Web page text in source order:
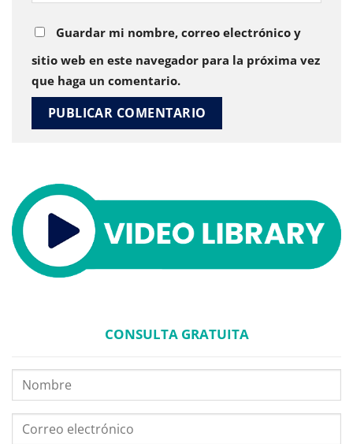
Guardar mi nombre, correo electrónico y
sitio web en este navegador para la próxima vez
que haga un comentario.
CONSULTA GRATUITA